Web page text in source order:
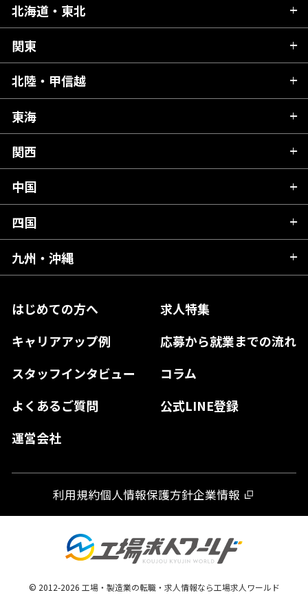
はじめての方へ
求人特集
キャリアアップ例
応募から就業までの流れ
スタッフインタビュー
コラム
よくあるご質問
公式LINE登録
運営会社
北海道・東北
北海道
青森県
秋田県
岩手県
宮城県
福島県
関東
茨城県
栃木県
群馬県
埼玉県
千葉県
東京都
神奈川県
北陸・甲信越
新潟県
富山県
石川県
山梨県
長野県
東海
岐阜県
静岡県
愛知県
関西
滋賀県
京都府
大阪府
奈良県
和歌山県
中国
広島県
岡山県
島根県
山口県
四国
愛媛県
徳島県
九州・沖縄
熊本県
宮崎県
利用規約個人情報保護方針企業情報
© 2012-2026 工場・製造業の転職・求人情報なら工場求人ワールド